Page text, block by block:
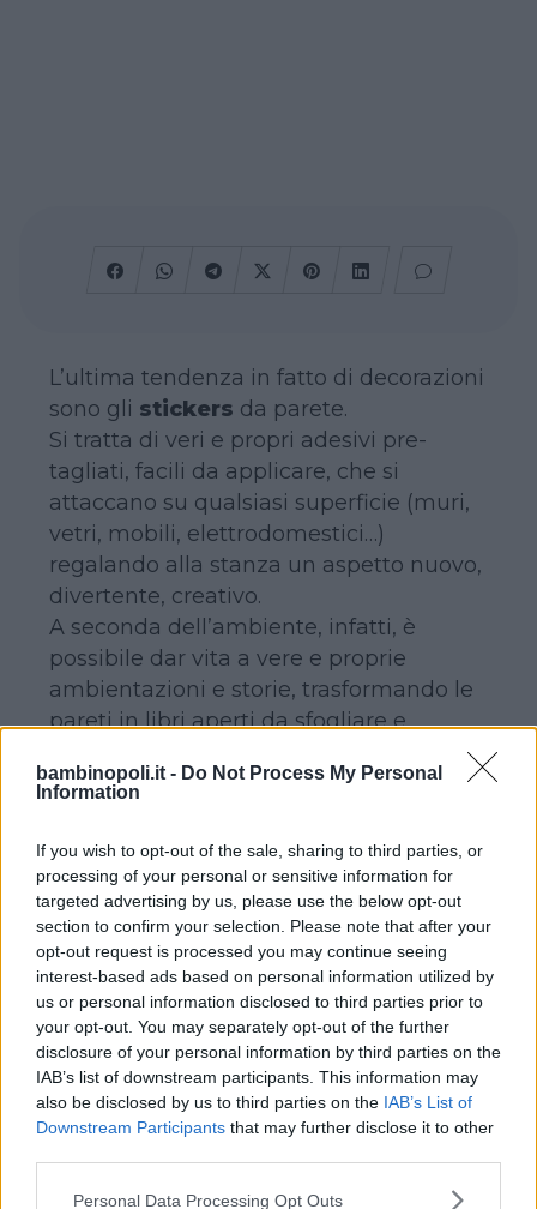
bambinopoli.it - Do Not Process My Personal
Information
If you wish to opt-out of the sale, sharing to third parties, or
processing of your personal or sensitive information for
targeted advertising by us, please use the below opt-out
section to confirm your selection. Please note that after your
opt-out request is processed you may continue seeing
interest-based ads based on personal information utilized by
us or personal information disclosed to third parties prior to
your opt-out. You may separately opt-out of the further
disclosure of your personal information by third parties on the
IAB’s list of downstream participants. This information may
also be disclosed by us to third parties on the IAB’s List of
Downstream Participants that may further disclose it to other
Please note that this website/app uses one or more Google
Personal Data Processing Opt Outs
L’ultima tendenza in fatto di decorazioni
sono gli stickers da parete.
Si tratta di veri e propri adesivi pre-
tagliati, facili da applicare, che si
attaccano su qualsiasi superficie (muri,
vetri, mobili, elettrodomestici…)
regalando alla stanza un aspetto nuovo,
divertente, creativo.
A seconda dell’ambiente, infatti, è
possibile dar vita a vere e proprie
ambientazioni e storie, trasformando le
pareti in libri aperti da sfogliare e
Soluzioni di questo tipo sono
dei bambini, per trasformarle in mondi
magici dove i piccoli possano coltivare i
loro sogni e dare sfogo alla loro fantasia
e creatività.
Vi segnaliamo, dunque, qualche sito su
cui è possibile acquistare, a prezzi tutto
sommato competitivi, wall stickers di
ogni forma e dimensione. Una ricerca
più approfondita, però, vi consentirà di
entrare personalmente in questo
meraviglioso mondo e scoprire